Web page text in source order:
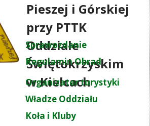
Sprawozdanie
Regulamin Obrad
Organizator turystyki
Władze Oddziału
Koła i Kluby
Pieszej i Górskiej
przy PTTK
Oddziale
Świętokrzyskim
w Kielcach